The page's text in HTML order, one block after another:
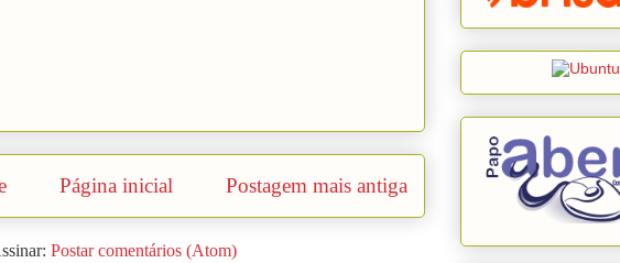
Postagem mais antiga
Página inicial
Postar comentários (Atom)